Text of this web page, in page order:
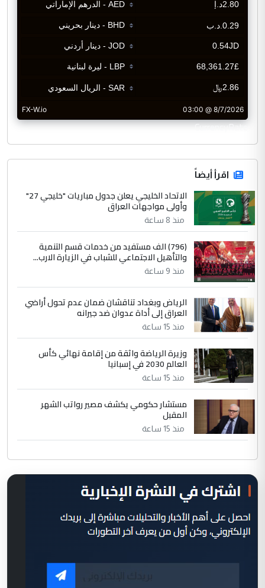
CurrencyRate
اقرأ أيضاً
الاتحاد الخليجي يعلن جدول مباريات "خليجي 27"
وأولى مواجهات العراق
منذ 8 ساعة
(796) الف مستفيد من خدمات قسم التنمية
والتأهيل الاجتماعي للشباب في الزيارة الارب...
منذ 9 ساعة
الرياض وبغداد تناقشان ضمان عدم تحول أراضي
العراق إلى أداة عدوان ضد جيرانه
منذ 15 ساعة
وزيرة الرياضة واثقة من إقامة نهائي كأس
العالم 2030 في إسبانيا
منذ 15 ساعة
مستشار حكومي يكشف مصير رواتب الشهر
المقبل
منذ 15 ساعة